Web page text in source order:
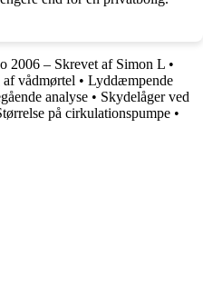
2006 – Skrevet af Simon L •
vådmørtel • Lyddæmpende
analyse • Skydelåger ved
på cirkulationspumpe •